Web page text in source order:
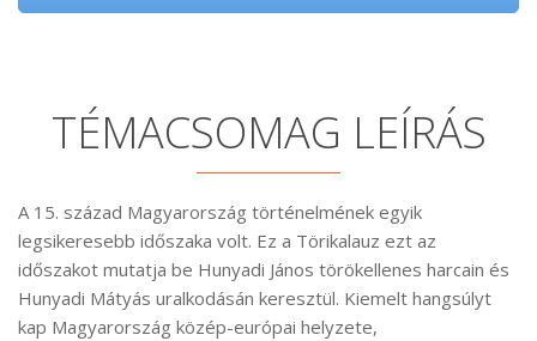
TÉMACSOMAG LEÍRÁS
A 15. század Magyarország történelmének egyik
legsikeresebb időszaka volt. Ez a Törikalauz ezt az
időszakot mutatja be Hunyadi János törökellenes harcain és
Hunyadi Mátyás uralkodásán keresztül. Kiemelt hangsúlyt
kap Magyarország közép-európai helyzete,